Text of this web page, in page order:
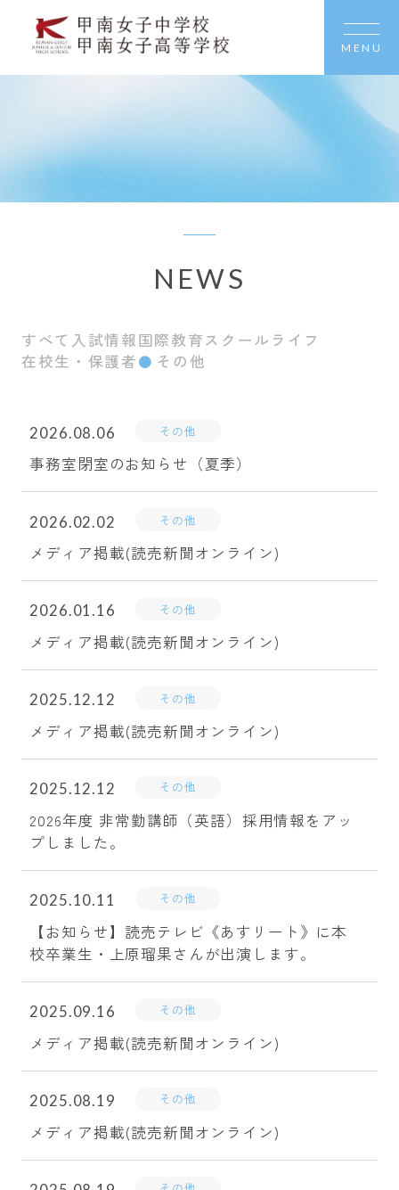
MENU
NEWS
すべて 入試情報国際教育スクールライフ
在校生・保護者
その他
2026.08.06 その他
事務室閉室のお知らせ（夏季）
2026.02.02 その他
メディア掲載(読売新聞オンライン)
2026.01.16 その他
メディア掲載(読売新聞オンライン)
2025.12.12 その他
メディア掲載(読売新聞オンライン)
2025.12.12 その他
2026年度 非常勤講師（英語）採用情報をアッ
プしました。
2025.10.11 その他
【お知らせ】読売テレビ《あすリート》に本
校卒業生・上原瑠果さんが出演します。
2025.09.16 その他
メディア掲載(読売新聞オンライン)
2025.08.19 その他
メディア掲載(読売新聞オンライン)